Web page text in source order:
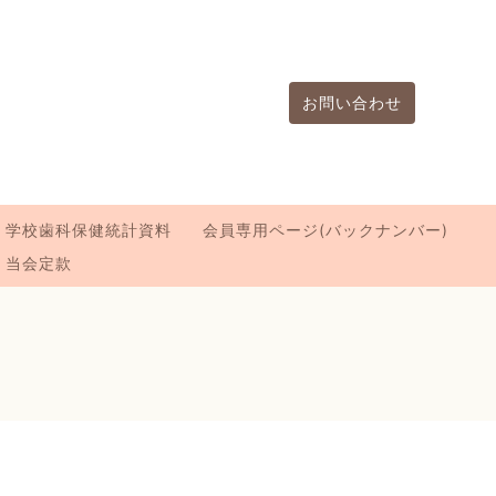
お問い合わせ
学校歯科保健統計資料
会員専用ページ(バックナンバー)
当会定款